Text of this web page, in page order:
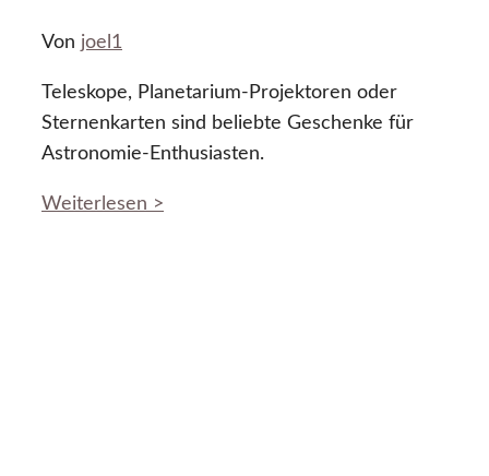
Von joel1
Teleskope, Planetarium-Projektoren oder
Sternenkarten sind beliebte Geschenke für
Astronomie-Enthusiasten.
Weiterlesen >